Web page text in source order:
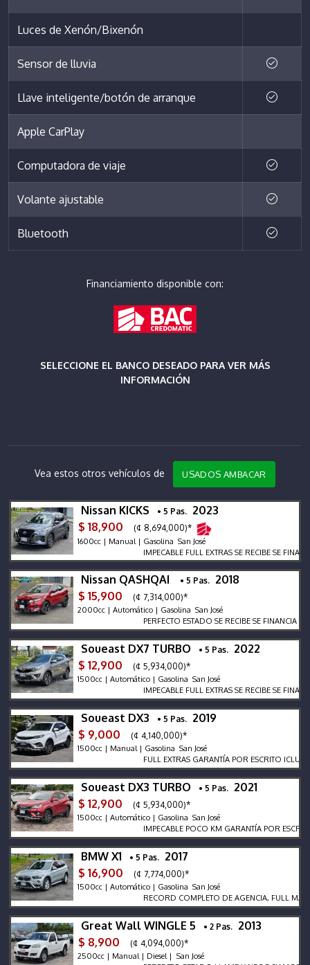
Luces de Xenón/Bixenón
Sensor de lluvia
Llave inteligente/botón de arranque
Apple CarPlay
Computadora de viaje
Volante ajustable
Bluetooth
Financiamiento disponible con:
SELECCIONE EL BANCO DESEADO PARA VER MÁS
INFORMACIÓN
Vea estos otros vehículos de USADOS AMBACAR
Nissan KICKS • 5 Pas. 2023
$ 18,900
(¢ 8,694,000)*
1600cc | Manual | Gasolina San José
IMPECABLE FULL EXTRAS SE RECIBE SE
Nissan QASHQAI • 5 Pas. 2018
$ 15,900
(¢ 7,314,000)*
2000cc | Automático | Gasolina San José
PERFECTO ESTADO SE RECIBE SE FINANCIA
Soueast DX7 TURBO • 5 Pas. 2022
$ 12,900
(¢ 5,934,000)*
1500cc | Automático | Gasolina San José
IMPECABLE FULL EXTRAS SE RECIBE SE FINANCIA
Soueast DX3 • 5 Pas. 2019
$ 9,000
(¢ 4,140,000)*
1500cc | Manual | Gasolina San José
FULL EXTRAS GARANTÍA POR ESCRITO ICLUYE
Soueast DX3 TURBO • 5 Pas. 2021
$ 12,900
(¢ 5,934,000)*
1500cc | Automático | Gasolina San José
IMPECABLE POCO KM GARANTÍA POR ESCRITO
BMW X1 • 5 Pas. 2017
$ 16,900
(¢ 7,774,000)*
1500cc | Automático | Gasolina San José
RECORD COMPLETO DE AGENCIA, FULL
Great Wall WINGLE 5 • 2 Pas. 2013
$ 8,900
(¢ 4,094,000)*
2500cc | Manual | Diesel | San José